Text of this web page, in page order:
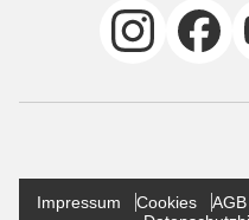
Impressum Cookies AGB